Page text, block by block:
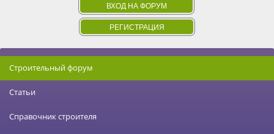
ВХОД НА ФОРУМ
РЕГИСТРАЦИЯ
Строительный форум
Статьи
Справочник строителя